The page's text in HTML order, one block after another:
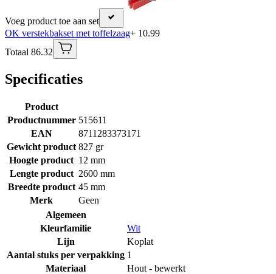
Voeg product toe aan set
OK verstekbakset met toffelzaag+ 10.99
Totaal 86.32
Specificaties
Product
Productnummer 515611
EAN
8711283373171
Gewicht product 827 gr
Hoogte product 12 mm
Lengte product 2600 mm
Breedte product 45 mm
Merk
Geen
Algemeen
Kleurfamilie
Wit
Lijn
Koplat
Aantal stuks per verpakking 1
Materiaal
Hout - bewerkt